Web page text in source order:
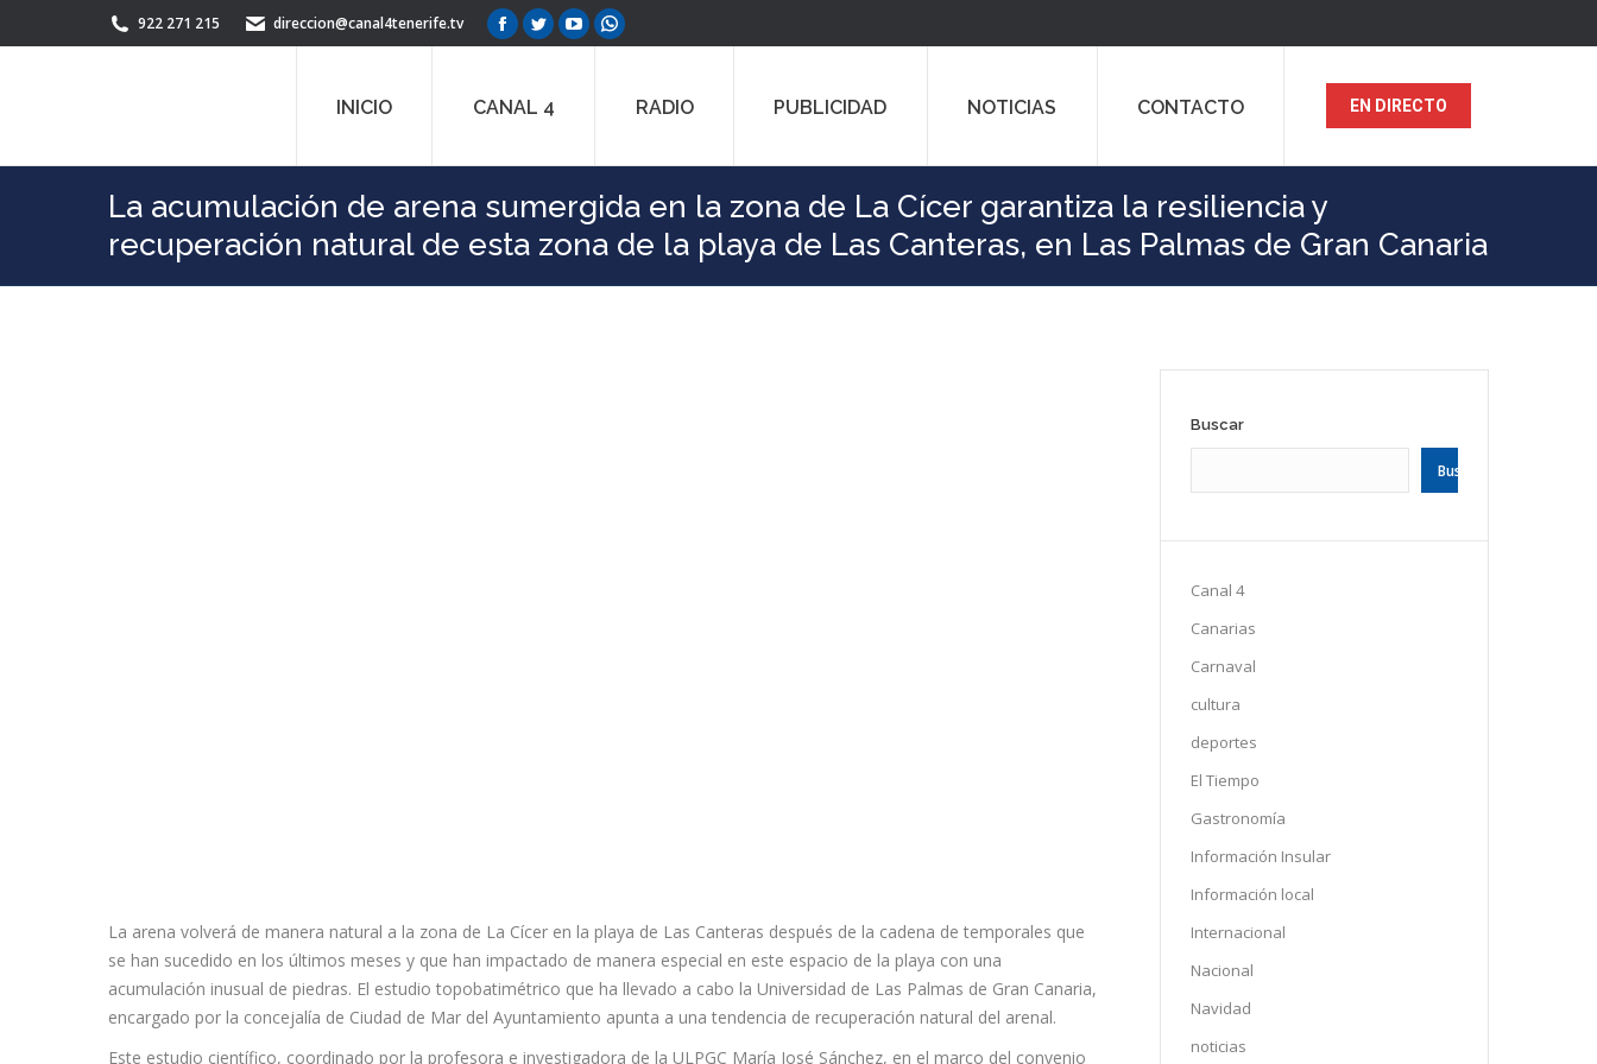
922 271 215 direccion@canal4tenerife.tv
Facebook
opens
new
Twitter
opens
new
YouTube
new
window
Whatsapp
opens
new
window
INICIO CANAL 4 RADIO PUBLICIDAD NOTICIAS CONTACTO EN DIRECTO
La acumulación de arena sumergida en la zona de La Cícer garantiza la resiliencia y
recuperación natural de esta zona de la playa de Las Canteras, en Las Palmas de Gran Canaria
La arena volverá de manera natural a la zona de La Cícer en la playa de Las Canteras después de la cadena de temporales que
se han sucedido en los últimos meses y que han impactado de manera especial en este espacio de la playa con una
acumulación inusual de piedras. El estudio topobatimétrico que ha llevado a cabo la Universidad de Las Palmas de Gran Canaria,
encargado por la concejalía de Ciudad de Mar del Ayuntamiento apunta a una tendencia de recuperación natural del arenal.
Este estudio científico, coordinado por la profesora e investigadora de la ULPGC María José Sánchez, en el marco del convenio
Buscar
Buscar
Canal 4
Canarias
Carnaval
cultura
deportes
El Tiempo
Gastronomía
Información Insular
Información local
Internacional
Nacional
Navidad
noticias